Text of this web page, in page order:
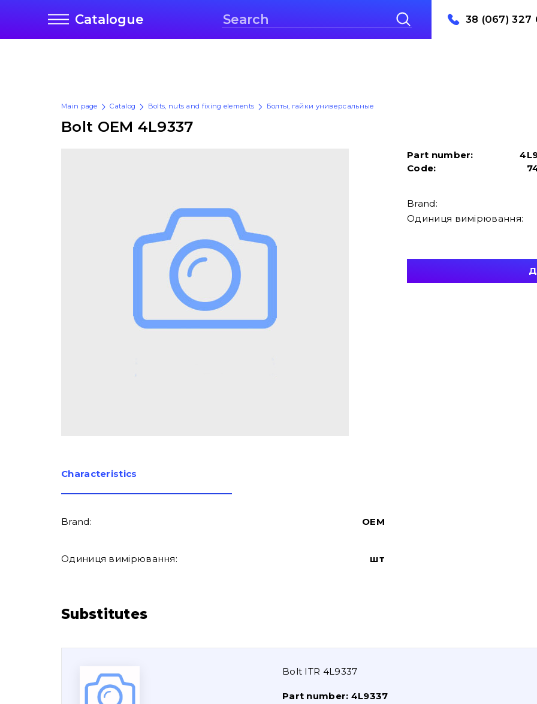
Catalogue 38 (067) 327
Main page Catalog Bolts, nuts and fixing elements Болты, гайки универсальные
Bolt OEM 4L9337
Part number:
Code:
Brand:
Одиниця вимірювання:
Сharacteristics
Brand: OEM
Одиниця вимірювання: шт
Substitutes
Bolt ITR 4L9337
Part number: 4L9337